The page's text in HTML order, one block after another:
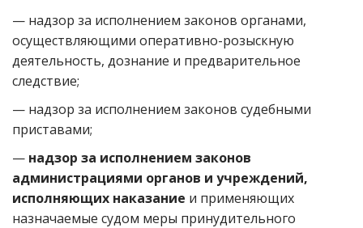
— надзор за исполнением законов органами,
осуществляющими оперативно-розыскную
деятельность, дознание и предварительное
следствие;
— надзор за исполнением законов судебными
приставами;
— надзор за исполнением законов
администрациями органов и учреждений,
исполняющих наказание и применяющих
назначаемые судом меры принудительного